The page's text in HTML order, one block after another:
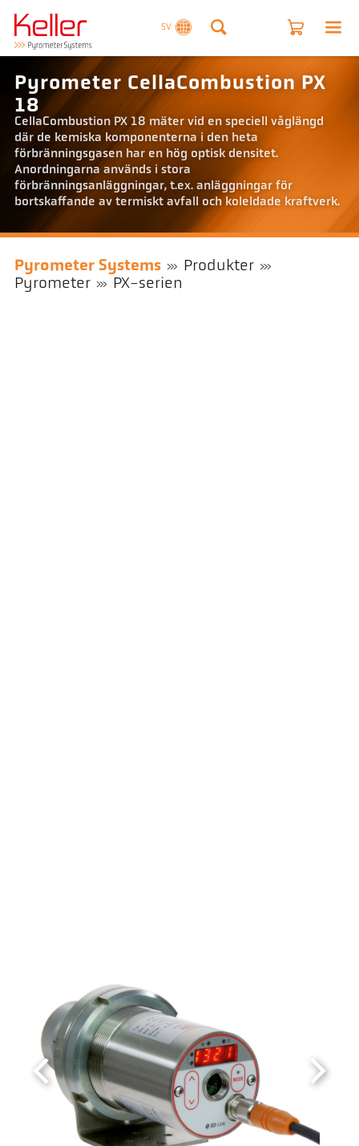
SV
Pyrometer CellaCombustion PX
18
CellaCombustion PX 18 mäter vid en speciell våglängd
där de kemiska komponenterna i den heta
förbränningsgasen har en hög optisk densitet.
Anordningarna används i stora
förbränningsanläggningar, t.ex. anläggningar för
bortskaffande av termiskt avfall och koleldade kraftverk.
Pyrometer Systems
Produkter
Pyrometer
PX-serien